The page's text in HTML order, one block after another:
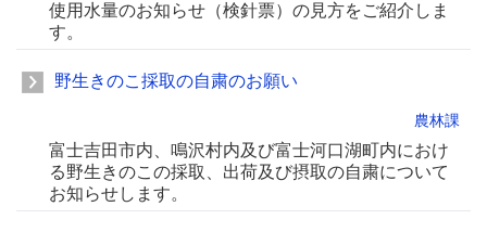
使用水量のお知らせ（検針票）の見方をご紹介しま
す。
野生きのこ採取の自粛のお願い
農林課
富士吉田市内、鳴沢村内及び富士河口湖町内におけ
る野生きのこの採取、出荷及び摂取の自粛について
お知らせします。